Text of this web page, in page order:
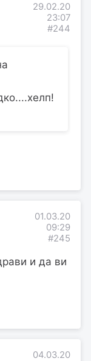
29.02.20
23:07
#244
01.03.20
09:29
#245
и да ви
04.03.20